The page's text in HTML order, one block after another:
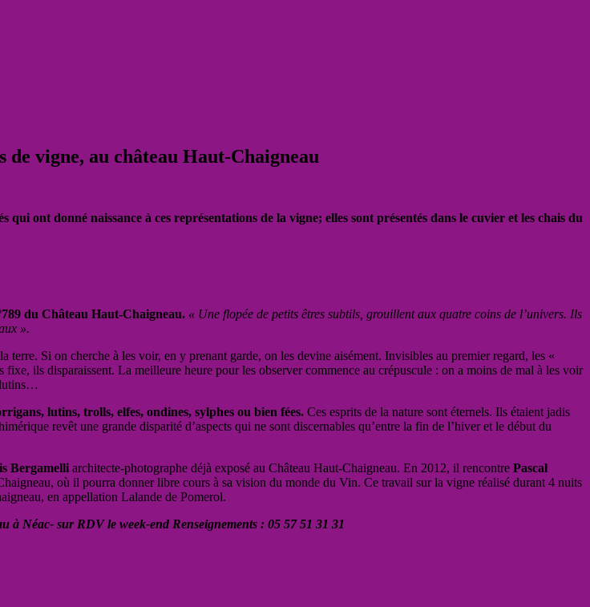
de vigne, au château Haut-Chaigneau
ont donné naissance à ces représentations de la vigne; elles sont présentés dans le cuvier et les chais du
du Château Haut-Chaigneau. « Une flopée de petits êtres subtils, grouillent aux quatre coins de l’univers. Ils
».
terre. Si on cherche à les voir, en y prenant garde, on les devine aisément. Invisibles au premier regard, les «
ils disparaissent. La meilleure heure pour les observer commence au crépuscule : on a moins de mal à les voir
lutins…
lutins, trolls, elfes, ondines, sylphes ou bien fées. Ces esprits de la nature sont éternels. Ils étaient jadis
revêt une grande disparité d’aspects qui ne sont discernables qu’entre la fin de l’hiver et le début du
Bergamelli architecte-photographe déjà exposé au Château Haut-Chaigneau. En 2012, il rencontre Pascal
où il pourra donner libre cours à sa vision du monde du Vin. Ce travail sur la vigne réalisé durant 4 nuits
en appellation Lalande de Pomerol.
Néac- sur RDV le week-end Renseignements : 05 57 51 31 31